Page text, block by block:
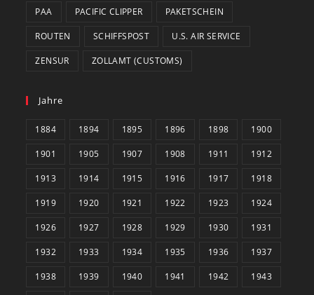
PAA PACIFIC CLIPPER PAKETSCHEIN
ROUTEN SCHIFFSPOST U.S. AIR SERVICE
ZENSUR ZOLLAMT (CUSTOMS)
Jahre
1884 1894 1895 1896 1898 1900
1901 1905 1907 1908 1911 1912
1913 1914 1915 1916 1917 1918
1919 1920 1921 1922 1923 1924
1926 1927 1928 1929 1930 1931
1932 1933 1934 1935 1936 1937
1938 1939 1940 1941 1942 1943